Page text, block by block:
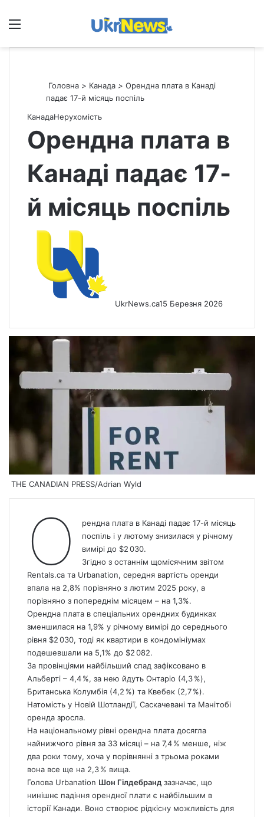
Меню
Головна > Канада > Орендна плата в Канаді
падає 17-й місяць поспіль
КанадаНерухомість
Орендна плата в
Канаді падає 17-
й місяць поспіль
UkrNews.ca15 Березня 2026
THE CANADIAN PRESS/Adrian Wyld
О
рендна плата в Канаді падає 17-й місяць
поспіль і у лютому знизилася у річному
вимірі до $2 030.
Згідно з останнім щомісячним звітом
Rentals.ca та Urbanation, середня вартість оренди
впала на 2,8% порівняно з лютим 2025 року, а
порівняно з попереднім місяцем – на 1,3%.
Орендна плата в спеціальних орендних будинках
зменшилася на 1,9% у річному вимірі до середнього
рівня $2 030, тоді як квартири в кондомініумах
подешевшали на 5,1% до $2 082.
За провінціями найбільший спад зафіксовано в
Альберті – 4,4 %, за нею йдуть Онтаріо (4,3 %),
Британська Колумбія (4,2 %) та Квебек (2,7 %).
Натомість у Новій Шотландії, Саскачевані та Манітобі
оренда зросла.
На національному рівні орендна плата досягла
найнижчого рівня за 33 місяці – на 7,4 % менше, ніж
два роки тому, хоча у порівнянні з трьома роками
вона все ще на 2,3 % вища.
Голова Urbanation Шон Гілдебранд зазначає, що
нинішнє падіння орендної плати є найбільшим в
історії Канади. Воно створює рідкісну можливість для